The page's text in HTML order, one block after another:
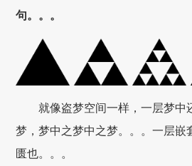
句。。。
就像盗梦空间一样，一层梦中
梦，梦中之梦中之梦。。。一层嵌
匮也。。。